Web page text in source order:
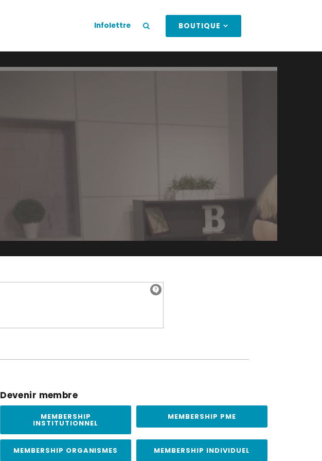
Infolettre BOUTIQUE
Devenir membre
MEMBERSHIP
INSTITUTIONNEL
MEMBERSHIP PME
MEMBERSHIP ORGANISMES MEMBERSHIP INDIVIDUEL